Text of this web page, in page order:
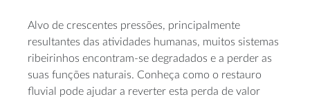
Alvo de crescentes pressões, principalmente
resultantes das atividades humanas, muitos sistemas
ribeirinhos encontram-se degradados e a perder as
suas funções naturais. Conheça como o restauro
fluvial pode ajudar a reverter esta perda de valor